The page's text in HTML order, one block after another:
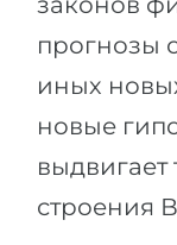
прогнозы
иных
новые
строения